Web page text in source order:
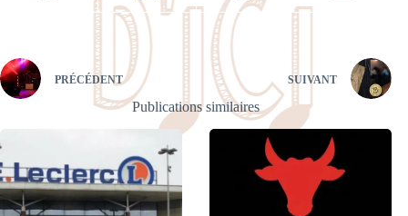
PRÉCÉDENT SUIVANT
Publications similaires